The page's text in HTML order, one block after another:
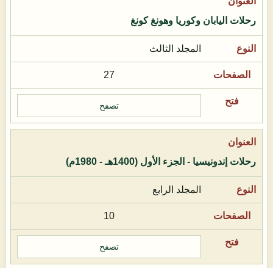
رحلات اليابان وكوريا وهونغ كونغ
المجلد الثالث
27
تصفح
رحلات إندونيسيا - الجزء الأول (1400هـ - 1980م)
المجلد الرابع
10
تصفح